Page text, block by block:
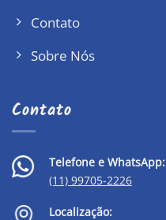
Contato
Sobre Nós
Contato
Telefone e WhatsApp:
(11) 99705-2226
Localização: